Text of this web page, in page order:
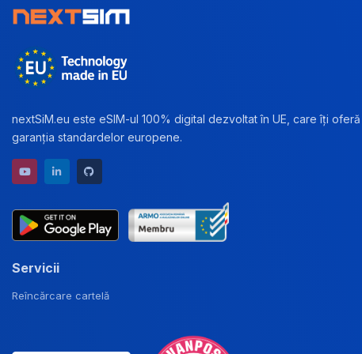
nextSiM.eu este eSIM-ul 100% digital dezvoltat în UE, care îți
garanția standardelor europene.
YouTube channel
LinkedIn profile
Servicii
Reîncărcare cartelă